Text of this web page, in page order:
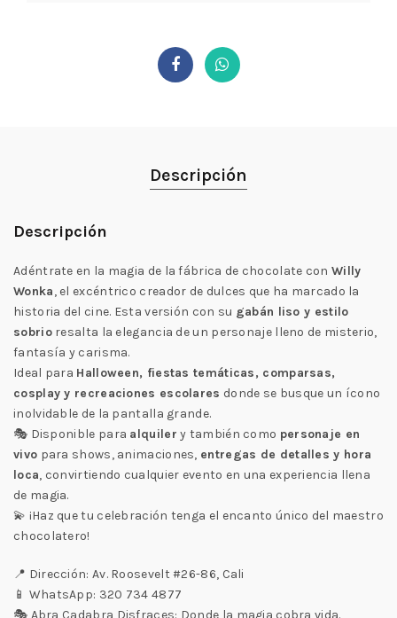
Descripción
Descripción
Adéntrate en la magia de la fábrica de chocolate con Willy
Wonka, el excéntrico creador de dulces que ha marcado la
historia del cine. Esta versión con su gabán liso y estilo
sobrioresalta la elegancia de un personaje lleno de misterio,
fantasía y carisma.
Ideal para Halloween, fiestas temáticas, comparsas,
cosplay y recreaciones escolares donde se busque un ícono
inolvidable de la pantalla grande.
🎭 Disponible para alquiler y también como personaje en
vivo para shows, animaciones, entregas de detalles y hora
loca, convirtiendo cualquier evento en una experiencia llena
de magia.
💫 ¡Haz que tu celebración tenga el encanto único del maestro
chocolatero!
📍 Dirección: Av. Roosevelt #26-86, Cali
📱 WhatsApp: 320 734 4877
🎭 Abra Cadabra Disfraces: Donde la magia cobra vida.